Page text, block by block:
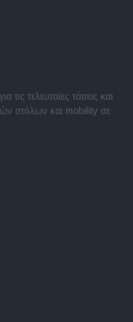
τις τελευταίες τάσεις και
στόλων και mobility σε